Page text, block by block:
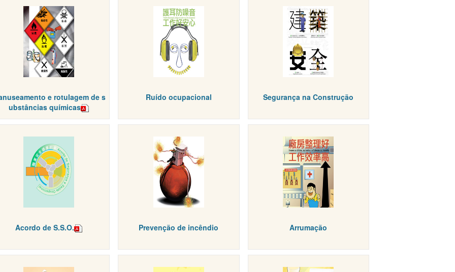
e rotulagem de s
ubstâncias químicas
Ruído ocupacional Segurança na Construção
Acordo de S.S.O. Prevenção de incêndio Arrumação